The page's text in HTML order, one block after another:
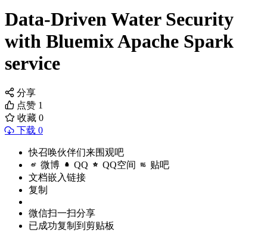
Data-Driven Water Security
with Bluemix Apache Spark
service
分享
点赞 1
收藏 0
下载 0
快召唤伙伴们来围观吧
微博 QQ QQ空间 贴吧
文档嵌入链接
复制
微信扫一扫分享
已成功复制到剪贴板